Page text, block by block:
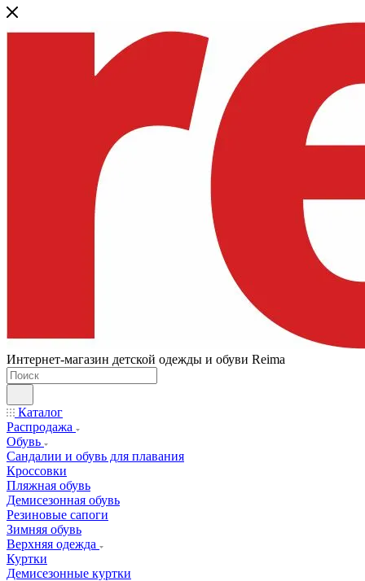
Интернет-магазин детской одежды и обуви Reima
Каталог
Распродажа
Обувь
Сандалии и обувь для плавания
Кроссовки
Пляжная обувь
Демисезонная обувь
Резиновые сапоги
Зимняя обувь
Верхняя одежда
Куртки
Демисезонные куртки